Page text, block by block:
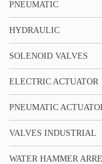
PNEUMATIC
HYDRAULIC
SOLENOID VALVES
ELECTRIC ACTUATOR
PNEUMATIC
VALVES INDUSTRIAL
WATER HAMMER